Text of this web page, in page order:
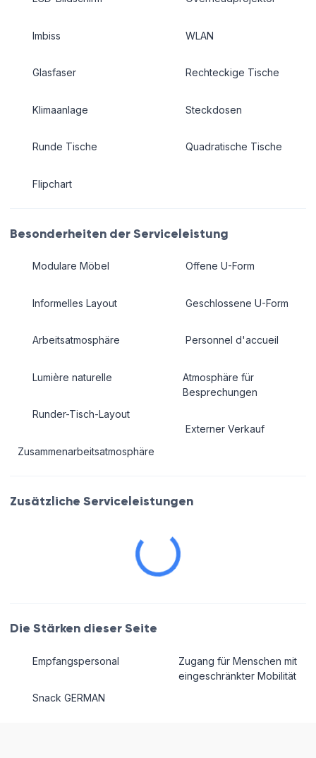
Imbiss
Glasfaser
Klimaanlage
Runde Tische
Flipchart
WLAN
Rechteckige Tische
Steckdosen
Quadratische Tische
Besonderheiten der Serviceleistung
Modulare Möbel
Informelles Layout
Arbeitsatmosphäre
Lumière naturelle
Runder-Tisch-Layout
Zusammenarbeitsatmosphäre
Offene U-Form
Geschlossene U-Form
Personnel d'accueil
Atmosphäre für
Besprechungen
Externer Verkauf
Zusätzliche Serviceleistungen
Die Stärken dieser Seite
Empfangspersonal
Snack GERMAN
Zugang für Menschen mit
eingeschränkter Mobilität